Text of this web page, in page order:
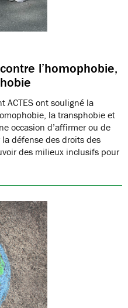
l’homophobie,
ACTES ont souligné la
la transphobie et
occasion d’affirmer ou de
défense des droits des
des milieux inclusifs pour